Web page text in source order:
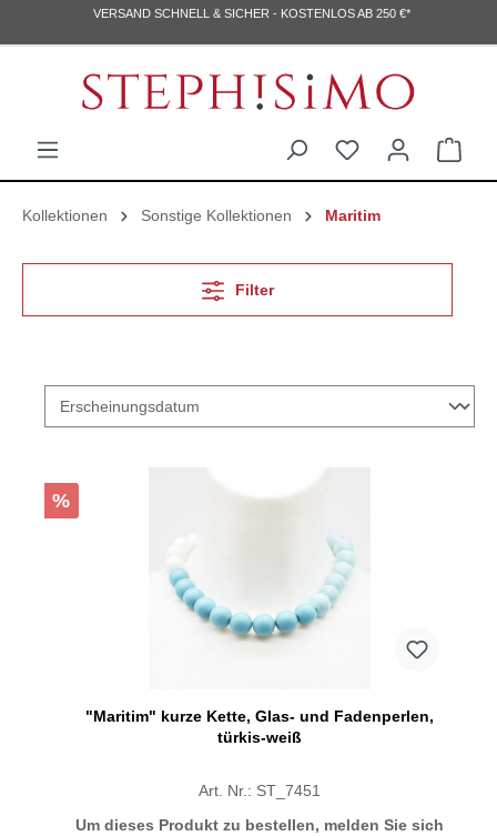
VERSAND SCHNELL & SICHER - KOSTENLOS AB 250 €*
Kollektionen Sonstige Kollektionen Maritim
Filter
%
"Maritim" kurze Kette, Glas- und Fadenperlen,
türkis-weiß
Art. Nr.: ST_7451
Um dieses Produkt zu bestellen, melden Sie sich